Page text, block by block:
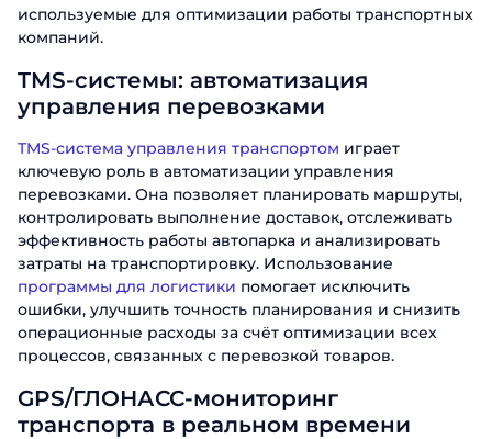
используемые для оптимизации работы транспортных
компаний.
TMS-системы: автоматизация
управления перевозками
TMS-система управления транспортом играет
ключевую роль в автоматизации управления
перевозками. Она позволяет планировать маршруты,
контролировать выполнение доставок, отслеживать
эффективность работы автопарка и анализировать
затраты на транспортировку. Использование
программы для логистики помогает исключить
ошибки, улучшить точность планирования и снизить
операционные расходы за счёт оптимизации всех
процессов, связанных с перевозкой товаров.
GPS/ГЛОНАСС-мониторинг
транспорта в реальном времени